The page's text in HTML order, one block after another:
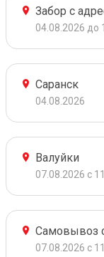
Забор с
04.08.2026 до
Саранск
04.08.2026
Валуйки
07.08.2026 с
Самовывоз
07.08.2026 с